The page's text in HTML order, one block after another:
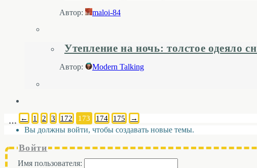
Автор: maloi-84
Утепление на ночь: толстое одеяло
Автор: Modern Talking
← 1 2 3
… 172 173 174 175 →
Вы должны войти, чтобы создавать новые темы.
Войти
Имя пользователя: